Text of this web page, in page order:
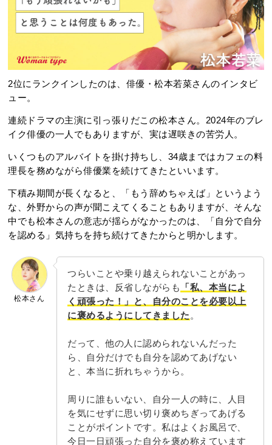
2位にランクインしたのは、俳優・松本若菜さんのインタビ
ュー。
連続ドラマの主演に引っ張りだこの松本さん。2024年のブレ
イク俳優の一人でもありますが、実は遅咲きの苦労人。
いくつものアルバイトを掛け持ちし、34歳まではカフェの料
理長を務めながら俳優業を続けてきたといいます。
下積み期間が長くなると、「もう辞めちゃえば」というよう
な、外野からの声が聞こえてくることもありますが、そんな
中でも松本さんの意志が揺らがなかったのは、「自分で自分
を認める」気持ちを持ち続けてきたからと明かします。
松本さん
つらいことや乗り越えられないことがあっ
たときは、反省しながらも
「私、本当によ
く頑張った！」と、自分のことを必要以上
に褒めるようにしてきました 。
だって、他の人に認められないんだった
ら、自分だけでも自分を認めてあげない
と、本当に折れちゃうから。
周りに誰もいない、自分一人の時に、人目
を気にせずに思い切り褒めちぎってあげる
ことがポイントです。私はよくお風呂で、
今日一日頑張った自分を褒め称えています